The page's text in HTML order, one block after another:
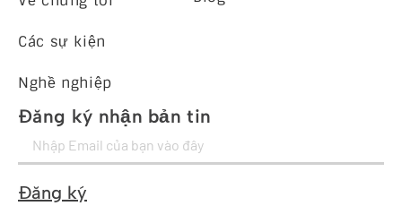
Các sự kiện
Nghề nghiệp
Đăng ký nhận bản tin
Đăng ký